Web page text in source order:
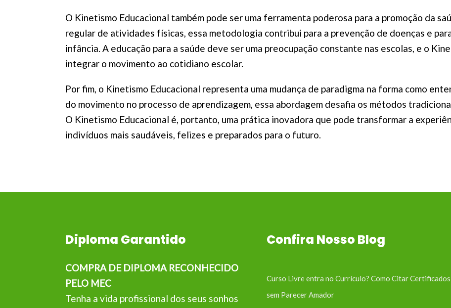
O Kinetismo Educacional também pode ser uma ferramenta poderosa para a promoção da
regular de atividades físicas, essa metodologia contribui para a prevenção de doenças e
infância. A educação para a saúde deve ser uma preocupação constante nas escolas, e o
integrar o movimento ao cotidiano escolar.
Por fim, o Kinetismo Educacional representa uma mudança de paradigma na forma como
do movimento no processo de aprendizagem, essa abordagem desafia os métodos
O Kinetismo Educacional é, portanto, uma prática inovadora que pode transformar a
indivíduos mais saudáveis, felizes e preparados para o futuro.
Diploma Garantido
COMPRA DE DIPLOMA RECONHECIDO
PELO MEC
Tenha a vida profissional dos seus sonhos
Confira Nosso Blog
Curso Livre entra no Currículo? Como Citar Certificados
sem Parecer Amador